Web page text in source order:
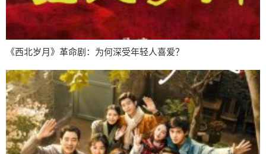
《西北岁月》革命剧：为何深受年轻人喜爱？